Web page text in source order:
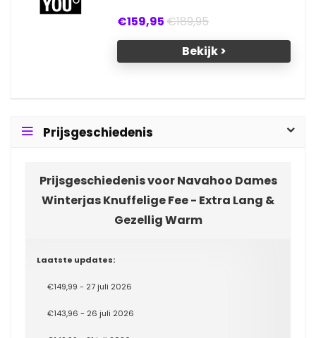
€159,95€189,95
Bekijk >
Prijsgeschiedenis
Prijsgeschiedenis voor Navahoo Dames
Winterjas Knuffelige Fee - Extra Lang &
Gezellig Warm
Laatste updates:
€149,99 - 27 juli 2026
€143,96 - 26 juli 2026